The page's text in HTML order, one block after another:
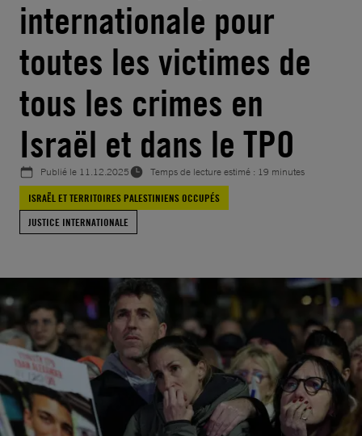
internationale pour
toutes les victimes de
tous les crimes en
Israël et dans le TPO
Publié le 11.12.2025
Temps de lecture estimé : 19 minutes
ISRAËL ET TERRITOIRES PALESTINIENS OCCUPÉS
JUSTICE INTERNATIONALE